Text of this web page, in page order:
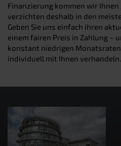
Finanzierung kommen wir Ihnen
verzichten deshalb in den
Geben Sie uns einfach ihren
einem fairen Preis in Zahlung –
konstant niedrigen
individuell mit Ihnen verhandeln.